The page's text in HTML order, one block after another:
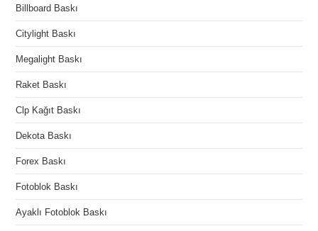
Billboard Baskı
Citylight Baskı
Megalight Baskı
Raket Baskı
Clp Kağıt Baskı
Dekota Baskı
Forex Baskı
Fotoblok Baskı
Ayaklı Fotoblok Baskı